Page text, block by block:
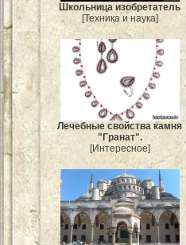
Школьница изобретатель
[Техника и наука]
Лечебные свойства камня
"Гранат".
[Интересное]